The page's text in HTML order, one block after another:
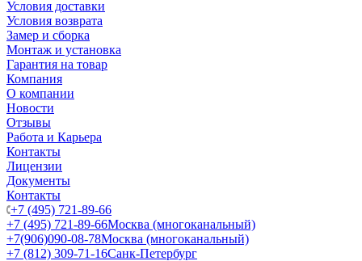
Условия доставки
Условия возврата
Замер и сборка
Монтаж и установка
Гарантия на товар
Компания
О компании
Новости
Отзывы
Работа и Карьера
Контакты
Лицензии
Документы
Контакты
+7 (495) 721-89-66
+7 (495) 721-89-66Москва (многоканальный)
+7(906)090-08-78Москва (многоканальный)
+7 (812) 309-71-16Санк-Петербург